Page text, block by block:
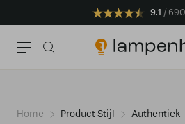
9.1
Home Product Stijl Authentiek